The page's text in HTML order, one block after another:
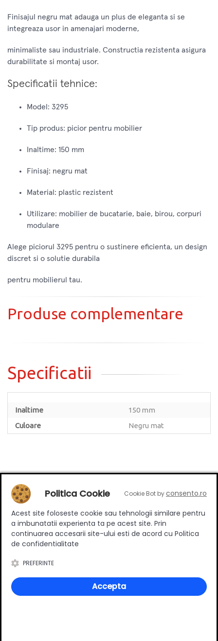
Finisajul negru mat adauga un plus de eleganta si se
integreaza usor in amenajari moderne,
minimaliste sau industriale. Constructia rezistenta asigura
durabilitate si montaj usor.
Specificatii tehnice:
Model: 3295
Tip produs: picior pentru mobilier
Inaltime: 150 mm
Finisaj: negru mat
Material: plastic rezistent
Utilizare: mobilier de bucatarie, baie, birou, corpuri
modulare
Alege piciorul 3295 pentru o sustinere eficienta, un design
discret si o solutie durabila
pentru mobilierul tau.
Produse complementare
Specificatii
Inaltime
150 mm
Culoare
Negru mat
Review-uri
Deții sau ai utilizat produsul?
Spune-ți părerea acordând o nota produsului
Politica Cookie Cookie Bot byconsento.ro
Acest site foloseste cookie sau tehnologii similare pentru
a imbunatatii experienta ta pe acest site. Prin
continuarea accesarii site-ului esti de acord cu Politica
de confidentialitate
PREFERINTE
Accepta